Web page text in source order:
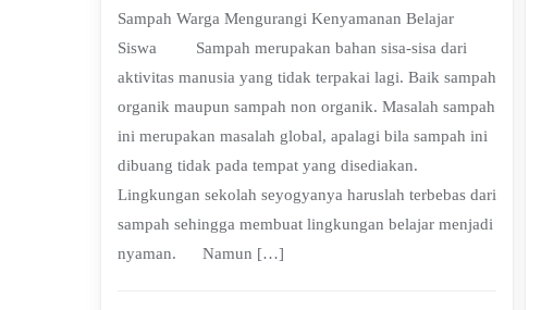
Sampah Warga Mengurangi Kenyamanan Belajar
Siswa Sampah merupakan bahan sisa-sisa dari
aktivitas manusia yang tidak terpakai lagi. Baik sampah
organik maupun sampah non organik. Masalah sampah
ini merupakan masalah global, apalagi bila sampah ini
dibuang tidak pada tempat yang disediakan.
Lingkungan sekolah seyogyanya haruslah terbebas dari
sampah sehingga membuat lingkungan belajar menjadi
nyaman. Namun […]